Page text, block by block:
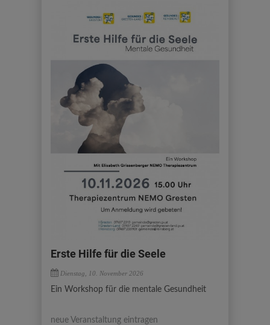
Erste Hilfe für die Seele
Dienstag, 10. November 2026
Ein Workshop für die mentale Gesundheit
neue Veranstaltung eintragen